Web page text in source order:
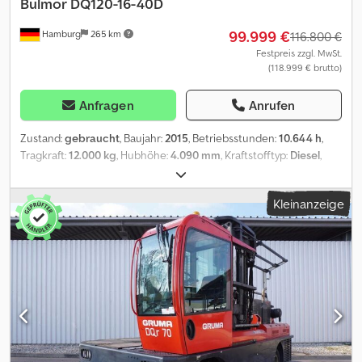
Hamburg 265 km 99.999 €116.800 €
Festpreis zzgl. MwSt.
(118.999 € brutto)
Anfragen Anrufen
Zustand:gebraucht, Baujahr: 2015, Betriebsstunden:10.644 h,
Tragkraft:12.000 kg , Hubhöhe:4.090 mm , Kraftstofftyp: Diesel
, Reifenzustand:
14.00-20, Hinterreifengröße:14.00-20, Leergewicht:19.560 kg,
Gesamtlänge:
6.450 mm Sonstige, Sonderausstattung:
Heizung, Russfilter, Vollkabine, Sonderausstattungbeschreibung:
Plattform hohe: 1 330 mm Beschreibung: Wir haben neben diesem
Bulmor Modell noch ca. 200 Schwerlaststapler, Kompaktstapler,
Gabelstapler & Seitenstapler in unserem Lager Hamburg und
Danzig. Besuchen Sie unsere Homepage - Mietkauf &
Finanzierung zu günstigen Konditionen sind für uns jederzeit
machbar. Gerne kaufen wir auch Ihren Gebrauchten frei an, auch
ohne dass Sie ein Fahrzeug bei uns erwerben. Unser Inhaber
""Herr Peter Sawitzki"" berät Sie gerne ausführlich zu diesem
Kleinanzeige